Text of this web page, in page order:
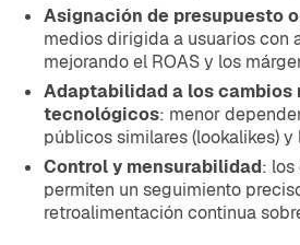
Asignación de presupuesto
medios dirigida a usuarios con
mejorando el ROAS y los
Adaptabilidad a los cambios
tecnológicos: menor
públicos similares (lookalikes)
Control y mensurabilidad:
permiten un seguimiento
retroalimentación continua